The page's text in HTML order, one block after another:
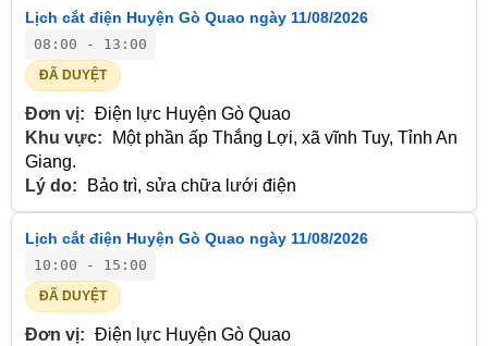
Lịch cắt điện Huyện Gò Quao ngày 11/08/2026
08:00 - 13:00
ĐÃ DUYỆT
Đơn vị: Điện lực Huyện Gò Quao
Khu vực:
Một phần ấp Thắng Lợi, xã vĩnh Tuy, Tỉnh An
Giang.
Lý do:
Bảo trì, sửa chữa lưới điện
Lịch cắt điện Huyện Gò Quao ngày 11/08/2026
10:00 - 15:00
ĐÃ DUYỆT
Đơn vị: Điện lực Huyện Gò Quao